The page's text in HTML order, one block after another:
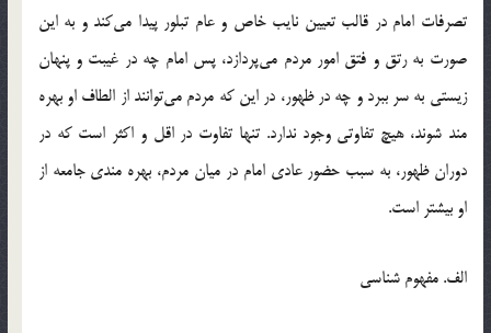
تصرفات امام در قالب تعيين نايب خاص و عام تبلور پيدا مي‌كند و به اين
صورت به رتق و فتق امور مردم مي‌پردازد، پس امام چه در غيبت و پنهان
زيستي به سر ببرد و چه در ظهور، در اين كه مردم مي‌توانند از الطاف او بهره
مند شوند، هيچ تفاوتي وجود ندارد. تنها تفاوت در اقل و اكثر است كه در
دوران ظهور، به سبب حضور عادي امام در ميان مردم، بهره مندي جامعه از
او بيشتر است.
الف. مفهوم شناسي